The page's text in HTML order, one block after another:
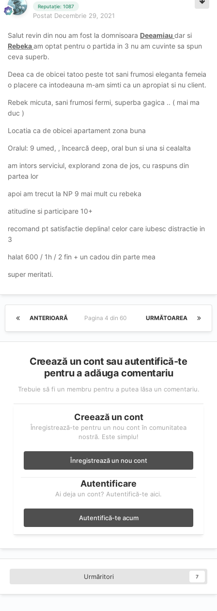
Reputație: 1087
Postat Decembrie 29, 2021
Salut revin din nou am fost la domnisoara Deeamiau dar si
Rebekaam optat pentru o partida in 3 nu am cuvinte sa spun
ceva superb.
Deea ca de obicei tatoo peste tot sani frumosi eleganta femeia
o placere ca intodeauna m-am simti ca un apropiat si nu client.
Rebek micuta, sani frumosi fermi, superba gagica .. ( mai ma
duc )
Locatia ca de obicei apartament zona buna
Oralul: 9 umed, , încearcă deep, oral bun si una si cealalta
am intors serviciul, explorand zona de jos, cu raspuns din
partea lor
apoi am trecut la NP 9 mai mult cu rebeka
atitudine si participare 10+
recomand pt satisfactie deplina! celor care iubesc distractie in
3
halat 600 / 1h / 2 fin + un cadou din parte mea
super meritati.
ANTERIOARĂ URMĂTOAREA
Pagina 4 din 60
Creează un cont sau autentifică-te
pentru a adăuga comentariu
Trebuie să fi un membru pentru a putea lăsa un comentariu.
Creează un cont
Înregistrează-te pentru un nou cont în comunitatea
nostră. Este simplu!
Înregistrează un nou cont
Autentificare
Ai deja un cont? Autentifică-te aici.
Autentifică-te acum
Urmăritori 7